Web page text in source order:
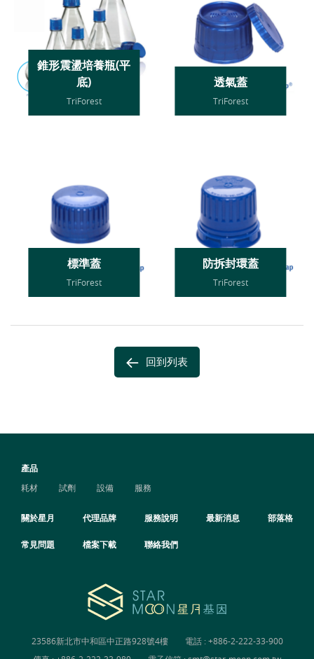
錐形震盪培養瓶(平
底)
TriForest
透氣蓋
TriForest
標準蓋
TriForest
防拆封環蓋
TriForest
回到列表
產品
耗材
試劑 設備 服務
關於星月 代理品牌 服務說明 最新消息 部落格
常見問題 檔案下載 聯絡我們
23586新北市中和區中正路928號4樓 電話 :+886-2-222-33-900